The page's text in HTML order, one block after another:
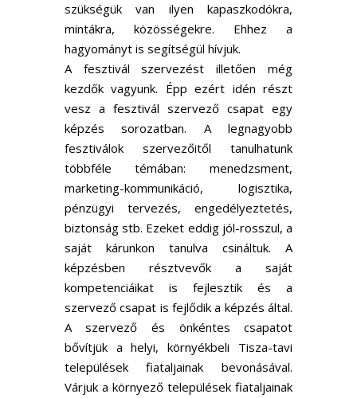
szükségük van ilyen kapaszkodókra,
mintákra, közösségekre. Ehhez a
hagyományt is segítségül hívjuk.
A fesztivál szervezést illetően még
kezdők vagyunk. Épp ezért idén részt
vesz a fesztivál szervező csapat egy
képzés sorozatban. A legnagyobb
fesztiválok szervezőitől tanulhatunk
többféle témában: menedzsment,
marketing-kommunikáció, logisztika,
pénzügyi tervezés, engedélyeztetés,
biztonság stb. Ezeket eddig jól-rosszul, a
saját kárunkon tanulva csináltuk. A
képzésben résztvevők a saját
kompetenciáikat is fejlesztik és a
szervező csapat is fejlődik a képzés által.
A szervező és önkéntes csapatot
bővítjük a helyi, környékbeli Tisza-tavi
települések fiataljainak bevonásával.
Várjuk a környező települések fiataljainak